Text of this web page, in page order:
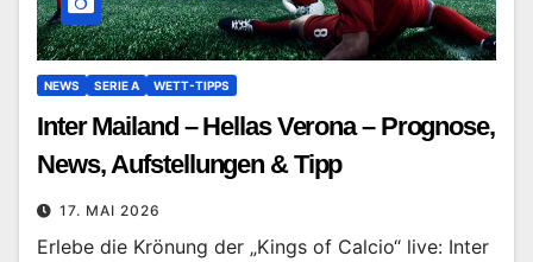
NEWS SERIE A WETT-TIPPS
Inter Mailand – Hellas Verona – Prognose,
News, Aufstellungen & Tipp
17. MAI 2026
Erlebe die Krönung der „Kings of Calcio“ live: Inter